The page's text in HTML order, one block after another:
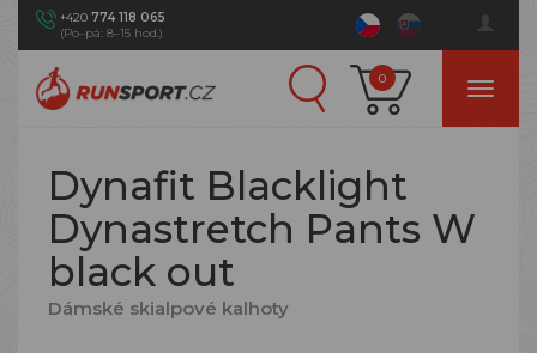
+420 774 118 065
(Po–pá: 8–15 hod.)
0
Dynafit Blacklight
Dynastretch Pants W
black out
Dámské skialpové kalhoty